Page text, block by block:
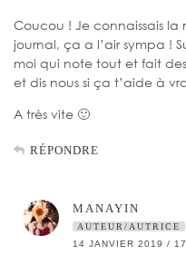
Coucou ! Je connaissais
journal, ça a l’air sympa !
moi qui note tout et fait
et dis nous si ça t’aide à
A très vite 🙂
RÉPONDRE
MANAYIN
AUTEUR/AUTRICE
14 JANVIER 2019 /